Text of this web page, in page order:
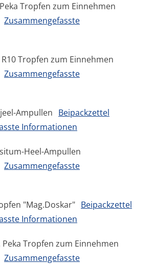
Peka Tropfen zum Einnehmen
Zusammengefasste
Tropfen zum Einnehmen
Zusammengefasste
Ampullen Beipackzettel
Informationen
Heel-Ampullen
Zusammengefasste
"Mag.Doskar" Beipackzettel
Informationen
Peka Tropfen zum Einnehmen
Zusammengefasste